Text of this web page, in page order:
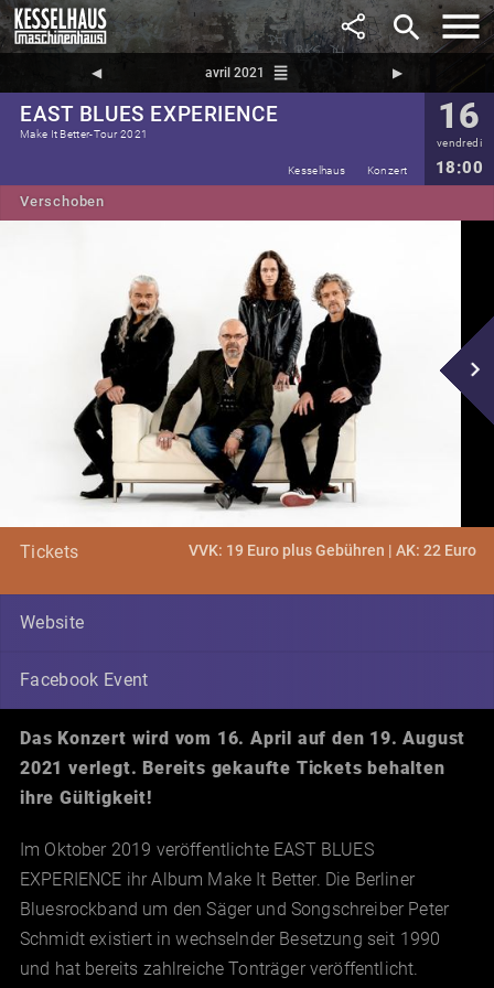
search
◀︎ avril 2021 reorder ▶︎
EAST BLUES EXPERIENCE
Make It Better-Tour 2021 16
vendredi
18:00
Kesselhaus Konzert
Verschoben
navigate_next
Tickets VVK: 19 Euro plus Gebühren | AK: 22 Euro
Website
Facebook Event
Das Konzert wird vom 16. April auf den 19. August
2021 verlegt. Bereits gekaufte Tickets behalten
ihre Gültigkeit!
Im Oktober 2019 veröffentlichte EAST BLUES
EXPERIENCE ihr Album Make It Better. Die Berliner
Bluesrockband um den Säger und Songschreiber Peter
Schmidt existiert in wechselnder Besetzung seit 1990
und hat bereits zahlreiche Tonträger veröffentlicht.